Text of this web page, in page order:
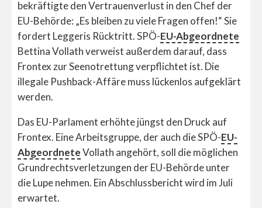
bekräftigte den Vertrauenverlust in den Chef der
EU-Behörde: „Es bleiben zu viele Fragen offen!“ Sie
fordert Leggeris Rücktritt. SPÖ-EU-Abgeordnete
Bettina Vollath verweist außerdem darauf, dass
Frontex zur Seenotrettung verpflichtet ist. Die
illegale Pushback-Affäre muss lückenlos aufgeklärt
werden.
Das EU-Parlament erhöhte jüngst den Druck auf
Frontex. Eine Arbeitsgruppe, der auch die SPÖ-EU-
AbgeordneteVollath angehört, soll die möglichen
Grundrechtsverletzungen der EU-Behörde unter
die Lupe nehmen. Ein Abschlussbericht wird im Juli
erwartet.